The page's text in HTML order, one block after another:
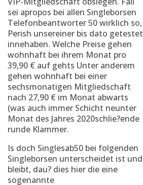
sei apropos bei allen Singleborsen
Telefonbeantworter 50 wirklich so,
Perish unsereiner bis dato getestet
innehaben. Welche Preise gehen
wohnhaft bei ihrem Monat pro
39,90 € auf gehts Unter anderem
gehen wohnhaft bei einer
sechsmonatigen Mitgliedschaft
nach 27,90 € im Monat abwarts
(was auch immer Schicht neunter
Monat des Jahres 2020schlie?ende
runde Klammer.
Is doch Singlesab50 bei folgenden
Singleborsen unterscheidet ist und
bleibt, dau? dies hier die eine
sogenannte